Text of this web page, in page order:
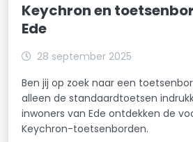
Keychron en
Ede
28 september 2025
Ben jij op zoek naar een
alleen de standaardtoetsen
inwoners van Ede ontdekken de
Keychron-toetsenborden.